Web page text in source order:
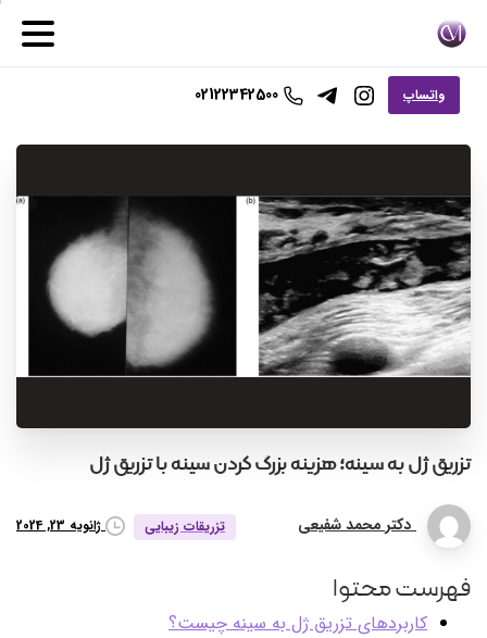
واتساپ 02122342500
تزريقژلبهسينه؛هزینهبزرگكردنسينهباتزريقژل
دکتر محمد شفیعی تزریقات زیبایی ژانویه 23, 2024
فهرست محتوا
کاربردهای تزريق ژل به سينه چیست؟